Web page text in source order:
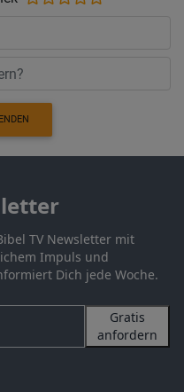
TV Newsletter mit
Impuls und
Dich jede Woche.
Gratis
anfordern